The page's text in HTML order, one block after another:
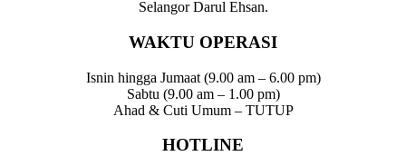
Selangor Darul Ehsan.
WAKTU OPERASI
Isnin hingga Jumaat (9.00 am – 6.00 pm)
Sabtu (9.00 am – 1.00 pm)
Ahad & Cuti Umum – TUTUP
HOTLINE